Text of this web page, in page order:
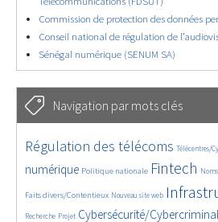
Commission de protection des données
Conseil national de régulation de
Sénégal numérique (SENUM SA)
Navigation par mots clés
4553/5719
Régulation des télécoms
352/5719 Télécentres/
3608/5719
numérique
1838/5719 Politique nationale
5239/5719 Fintech
624/5719
2254/5719
1546/5719
Faits divers/Contentieux Nouveau site web
Recherche
244/5719Projet
3790/5719 Cybersécurité/
2196/5719
1610/5719